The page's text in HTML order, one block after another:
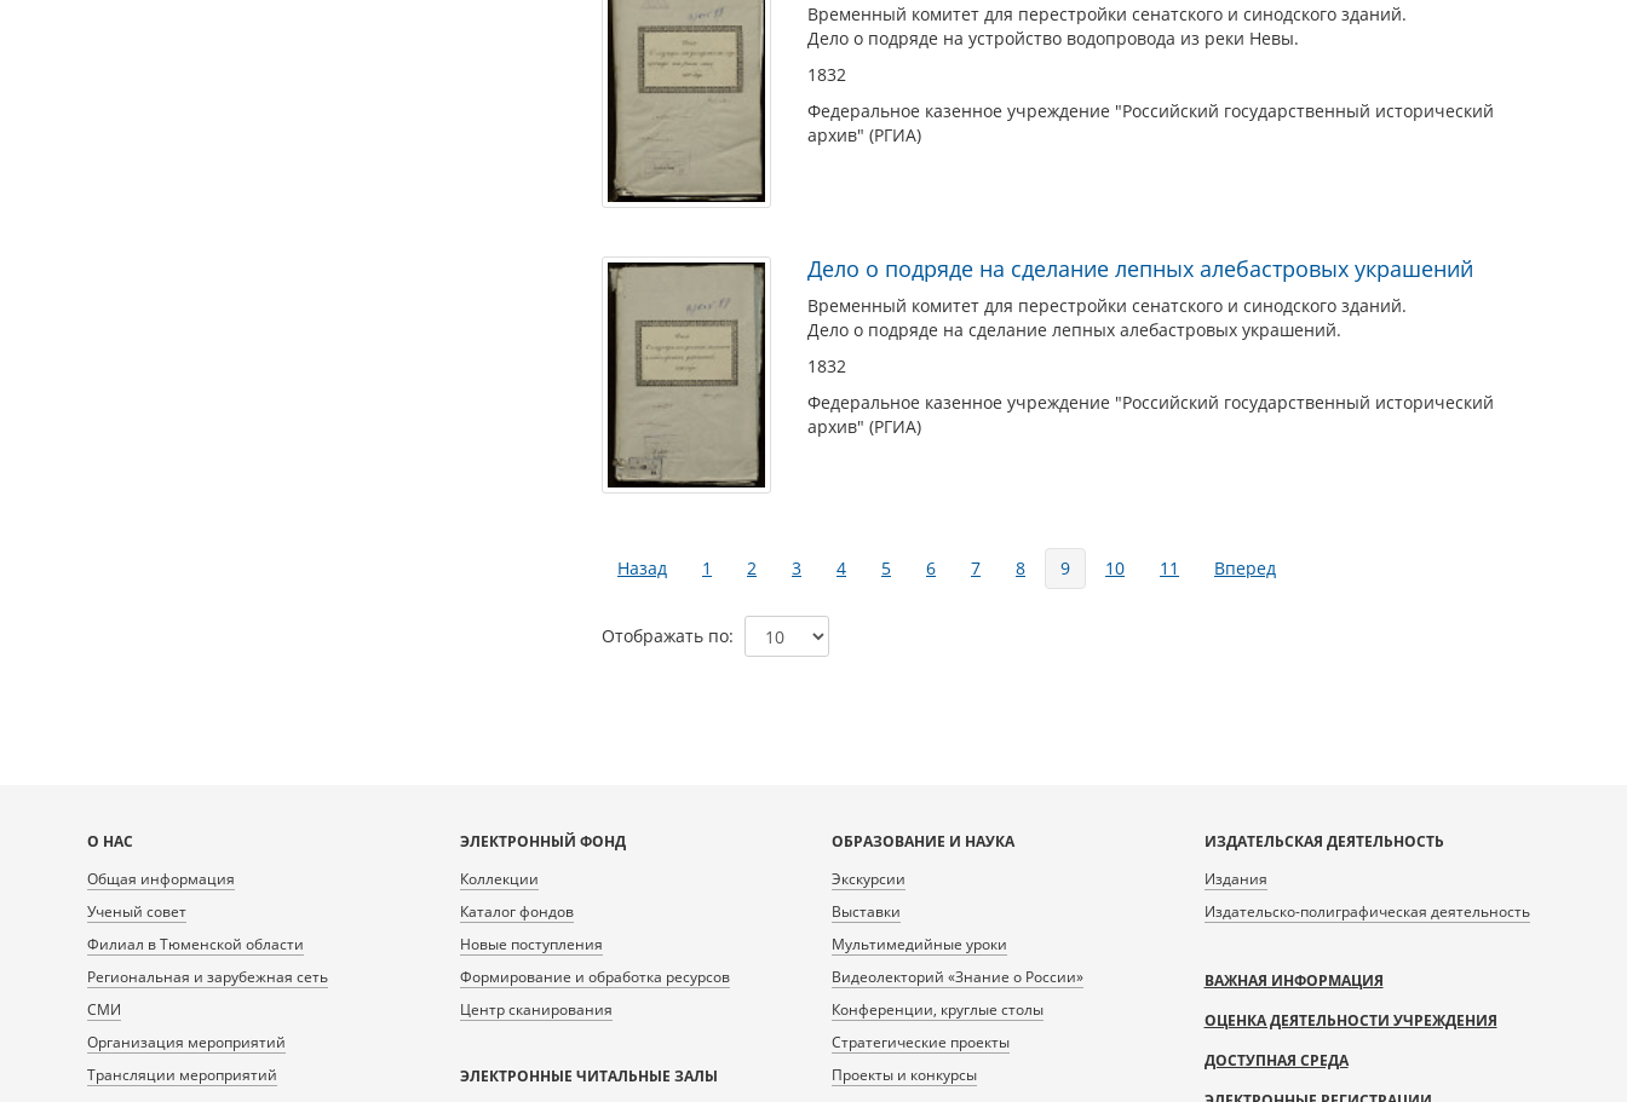
Временный комитет для перестройки сенатского и синодского зданий.
Дело о подряде на устройство водопровода из реки Невы.
1832
Федеральное казенное учреждение "Российский государственный исторический
архив" (РГИА)
Дело о подряде на сделание лепных алебастровых украшений
Временный комитет для перестройки сенатского и синодского зданий.
Дело о подряде на сделание лепных алебастровых украшений.
1832
Федеральное казенное учреждение "Российский государственный исторический
архив" (РГИА)
Страницы
Назад 1 2 3 4 5 6 7 8 9 10 11 Вперед
Отображать по
Карта
сайта
О НАС
Общая информация
Ученый совет
Филиал в Тюменской области
Региональная и зарубежная сеть
СМИ
Организация мероприятий
Трансляции мероприятий
ЭЛЕКТРОННЫЙ ФОНД
Коллекции
Каталог фондов
Новые поступления
Формирование и обработка ресурсов
Центр сканирования
ЭЛЕКТРОННЫЕ ЧИТАЛЬНЫЕ ЗАЛЫ
ОБРАЗОВАНИЕ И НАУКА
Экскурсии
Выставки
Мультимедийные уроки
Видеолекторий «Знание о России»
Конференции, круглые столы
Стратегические проекты
Проекты и конкурсы
ИЗДАТЕЛЬСКАЯ ДЕЯТЕЛЬНОСТЬ
Издания
Издательско-полиграфическая деятельность
ВАЖНАЯ ИНФОРМАЦИЯ
ОЦЕНКА ДЕЯТЕЛЬНОСТИ УЧРЕЖДЕНИЯ
ДОСТУПНАЯ СРЕДА